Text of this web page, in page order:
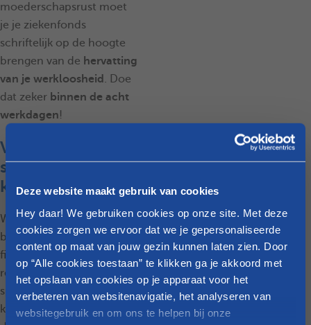
Deze website maakt gebruik van cookies
Hey daar! We gebruiken cookies op onze site. Met deze
cookies zorgen we ervoor dat we je gepersonaliseerde
content op maat van jouw gezin kunnen laten zien. Door
op “Alle cookies toestaan” te klikken ga je akkoord met
het opslaan van cookies op je apparaat voor het
verbeteren van websitenavigatie, het analyseren van
websitegebruik en om ons te helpen bij onze
moederschapsrust moet
je je ziekenfonds
schriftelijk op de hoogte
brengen van de hervatting
van je werkloosheid . Doe
dat zeker binnen de acht
werkdagen!
Vraag nu al je
startbedrag of
kraamgeld aan
Wist je dat je vóór je
bevalling ook al op
financiële steun kunt
rekenen? Elke mama in
spe heeft recht op het
kraamgeld of startbedrag,